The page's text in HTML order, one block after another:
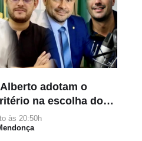
adotam o
na escolha dos
confiança acima da
política
às 20:50h